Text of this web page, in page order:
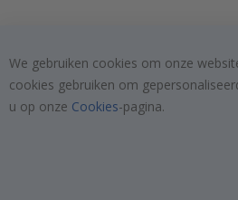
We gebruiken cookies om onze
cookies gebruiken om
u op onze Cookies-pagina.